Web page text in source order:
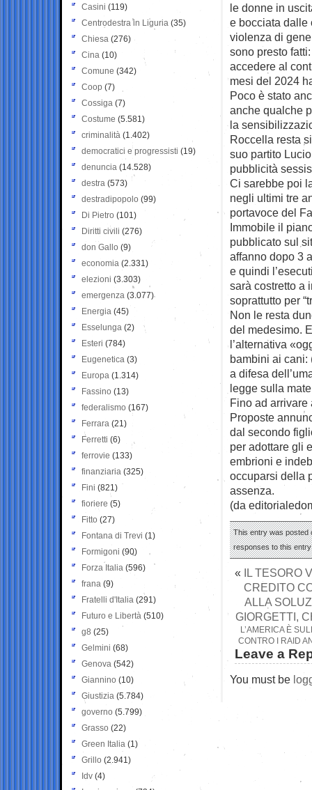
le donne in
e bocciata dalle
violenza di
sono presto
accedere al
mesi del 2024
Poco è stato
anche qualche
la
Roccella resta
suo partito
pubblicità
Ci sarebbe poi
negli ultimi tre
portavoce del
Immobile il
pubblicato sul
affanno dopo 3
e quindi
sarà costretto a
soprattutto per
Non le resta
del medesimo.
l’alternativa
bambini ai cani:
a difesa
legge sulla
Fino ad arrivare
Proposte
dal secondo
per adottare gli
embrioni e
occuparsi della
assenza.
(da
This entry was posted
responses to this
« IL TESORO
CREDITO
ALLA
GIORGETTI,
L’AMERICA È
CONTRO I RAID
Leave a
You must be
Casini (119)
Centrodestra in Liguria (35)
Chiesa (276)
Cina (10)
Comune (342)
Coop (7)
Cossiga (7)
Costume (5.581)
criminalità (1.402)
democratici e progressisti (19)
denuncia (14.528)
destra (573)
destradipopolo (99)
Di Pietro (101)
Diritti civili (276)
don Gallo (9)
economia (2.331)
elezioni (3.303)
emergenza (3.077)
Energia (45)
Esselunga (2)
Esteri (784)
Eugenetica (3)
Europa (1.314)
Fassino (13)
federalismo (167)
Ferrara (21)
Ferretti (6)
ferrovie (133)
finanziaria (325)
Fini (821)
fioriere (5)
Fitto (27)
Fontana di Trevi (1)
Formigoni (90)
Forza Italia (596)
frana (9)
Fratelli d'Italia (291)
Futuro e Libertà (510)
g8 (25)
Gelmini (68)
Genova (542)
Giannino (10)
Giustizia (5.784)
governo (5.799)
Grasso (22)
Green Italia (1)
Grillo (2.941)
Idv (4)